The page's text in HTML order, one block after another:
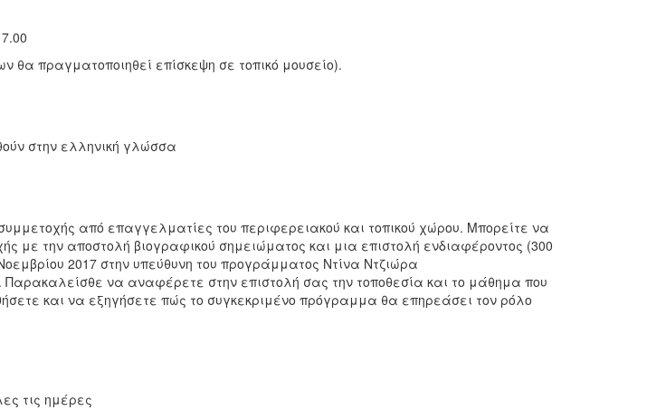
θα πραγματοποιηθεί επίσκεψη σε τοπικό μουσείο).
στην ελληνική γλώσσα
από επαγγελματίες του περιφερειακού και τοπικού χώρου. Μπορείτε να
με την αποστολή βιογραφικού σημειώματος και μια επιστολή ενδιαφέροντος (300
2017 στην υπεύθυνη του προγράμματος Ντίνα Ντζιώρα
. Παρακαλείσθε να αναφέρετε στην επιστολή σας την τοποθεσία και το μάθημα που
και να εξηγήσετε πώς το συγκεκριμένο πρόγραμμα θα επηρεάσει τον ρόλο
τις ημέρες